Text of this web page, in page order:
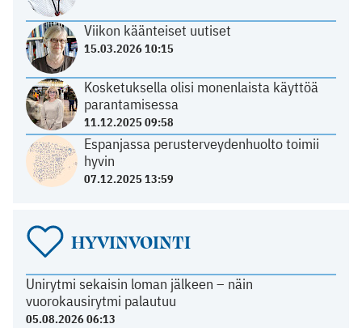
Viikon käänteiset uutiset
15.03.2026 10:15
Kosketuksella olisi monenlaista käyttöä
parantamisessa
11.12.2025 09:58
Espanjassa perusterveydenhuolto toimii
hyvin
07.12.2025 13:59
HYVINVOINTI
Unirytmi sekaisin loman jälkeen – näin
vuorokausirytmi palautuu
05.08.2026 06:13